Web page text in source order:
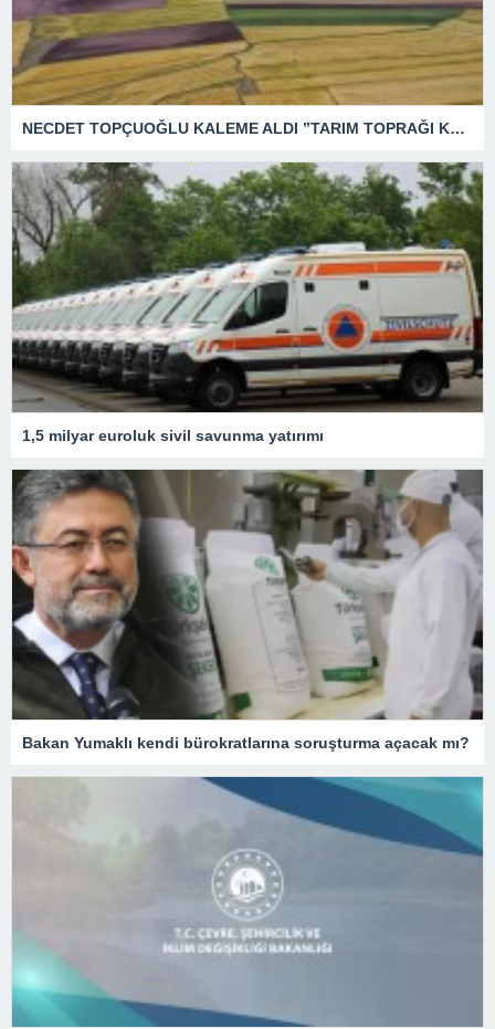
NECDET TOPÇUOĞLU KALEME ALDI ”TARIM TOPRAĞI KATLİAMI”
1,5 milyar euroluk sivil savunma yatırımı
Bakan Yumaklı kendi bürokratlarına soruşturma açacak mı?